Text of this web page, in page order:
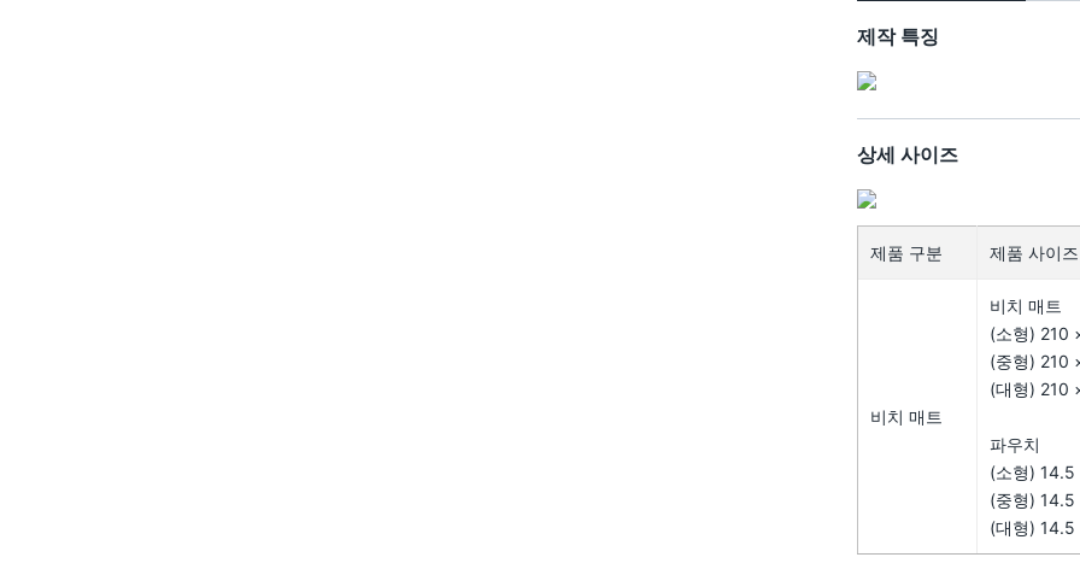
제작 특징
상세 사이즈
제품 구분 제품 사이
비치 매트
비치 매트
(소형) 210
(중형) 210
(대형) 210
파우치
(소형)
(중형)
(대형)